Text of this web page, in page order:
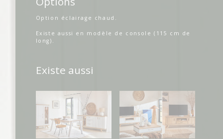
Option éclairage chaud.
Existe aussi en modèle de console (115 cm de
long).
Existe aussi